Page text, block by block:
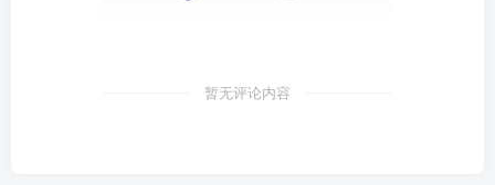
暂无评论内容